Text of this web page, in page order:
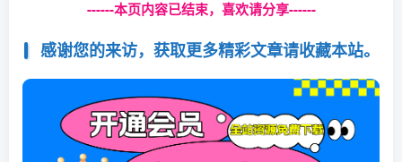
------本页内容已结束，喜欢请分享------
感谢您的来访，获取更多精彩文章请收藏本站。